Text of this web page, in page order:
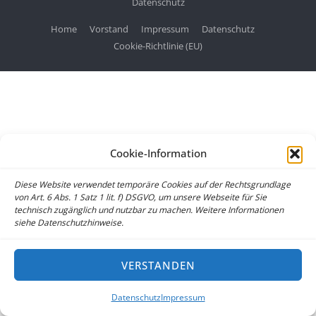
Cookie-Information
Diese Website verwendet temporäre Cookies auf der Rechtsgrundlage
von Art. 6 Abs. 1 Satz 1 lit. f) DSGVO, um unsere Webseite für Sie
technisch zugänglich und nutzbar zu machen. Weitere Informationen
siehe Datenschutzhinweise.
VERSTANDEN
DatenschutzImpressum
Home Vorstand Impressum
Datenschutz
Cookie-Richtlinie (EU)